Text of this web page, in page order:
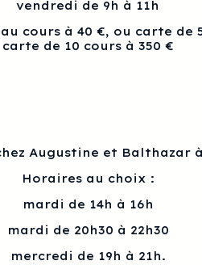
vendredi de 9h à 11h
cours à 40 €, ou carte de
carte de 10 cours à 350 €
Augustine et Balthazar
Horaires au choix :
mardi de 14h à 16h
mardi de 20h30 à 22h30
mercredi de 19h à 21h.